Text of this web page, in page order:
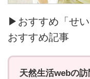
▶おすすめ「せ
おすすめ記事